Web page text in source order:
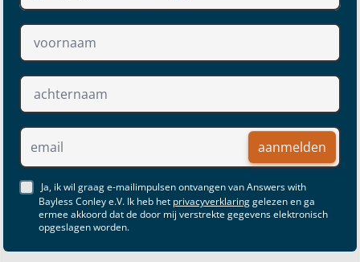
aanmelden
Ja, ik wil graag e-mailimpulsen ontvangen van Answers with
Bayless Conley e.V. Ik heb het privacyverklaringgelezen en ga
ermee akkoord dat de door mij verstrekte gegevens elektronisch
opgeslagen worden.